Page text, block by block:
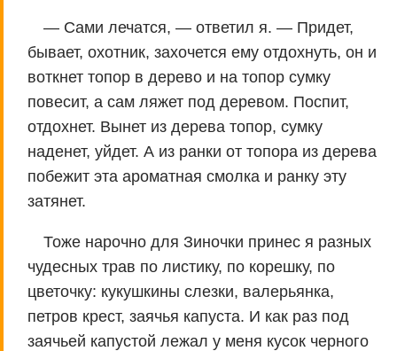
— Сами лечатся, — ответил я. — Придет,
бывает, охотник, захочется ему отдохнуть, он и
воткнет топор в дерево и на топор сумку
повесит, а сам ляжет под деревом. Поспит,
отдохнет. Вынет из дерева топор, сумку
наденет, уйдет. А из ранки от топора из дерева
побежит эта ароматная смолка и ранку эту
затянет.
Тоже нарочно для Зиночки принес я разных
чудесных трав по листику, по корешку, по
цветочку: кукушкины слезки, валерьянка,
петров крест, заячья капуста. И как раз под
заячьей капустой лежал у меня кусок черного